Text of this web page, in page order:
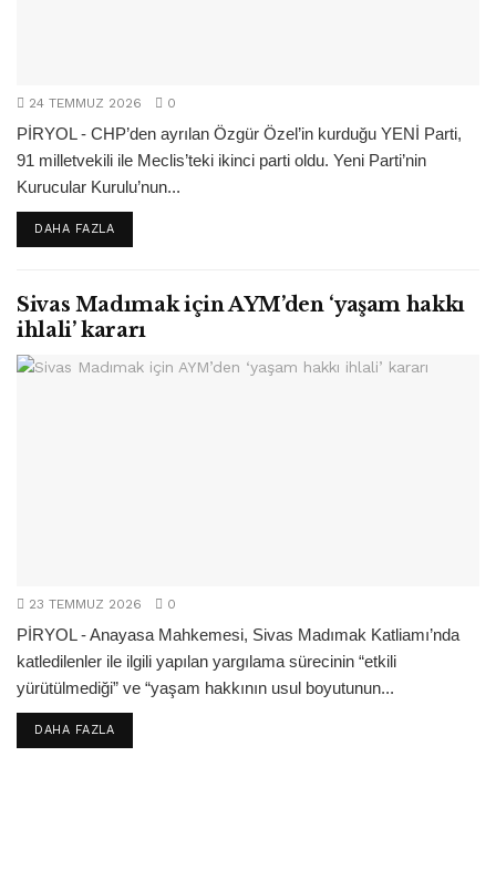
24 TEMMUZ 2026 0
PİRYOL - CHP’den ayrılan Özgür Özel’in kurduğu YENİ Parti,
91 milletvekili ile Meclis’teki ikinci parti oldu. Yeni Parti’nin
Kurucular Kurulu’nun...
DAHA FAZLADETAILS
Sivas Madımak için AYM’den ‘yaşam hakkı
ihlali’ kararı
23 TEMMUZ 2026 0
PİRYOL - Anayasa Mahkemesi, Sivas Madımak Katliamı’nda
katledilenler ile ilgili yapılan yargılama sürecinin “etkili
yürütülmediği” ve “yaşam hakkının usul boyutunun...
DAHA FAZLADETAILS